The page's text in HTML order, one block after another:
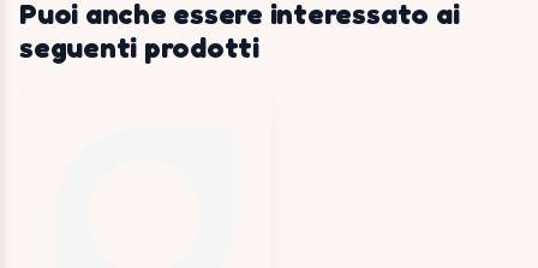
Puoi anche essere interessato ai
seguenti prodotti